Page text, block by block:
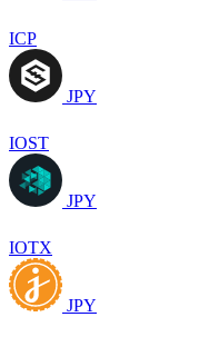
ICP
JPY
IOST
JPY
IOTX
JPY